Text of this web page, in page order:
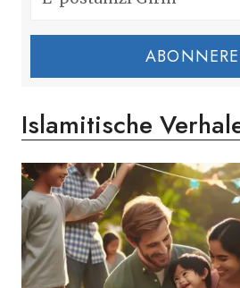
Islamitische